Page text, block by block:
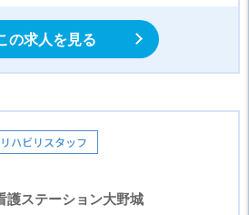
の求人を見る
リハビリスタッフ
護ステーション大野城